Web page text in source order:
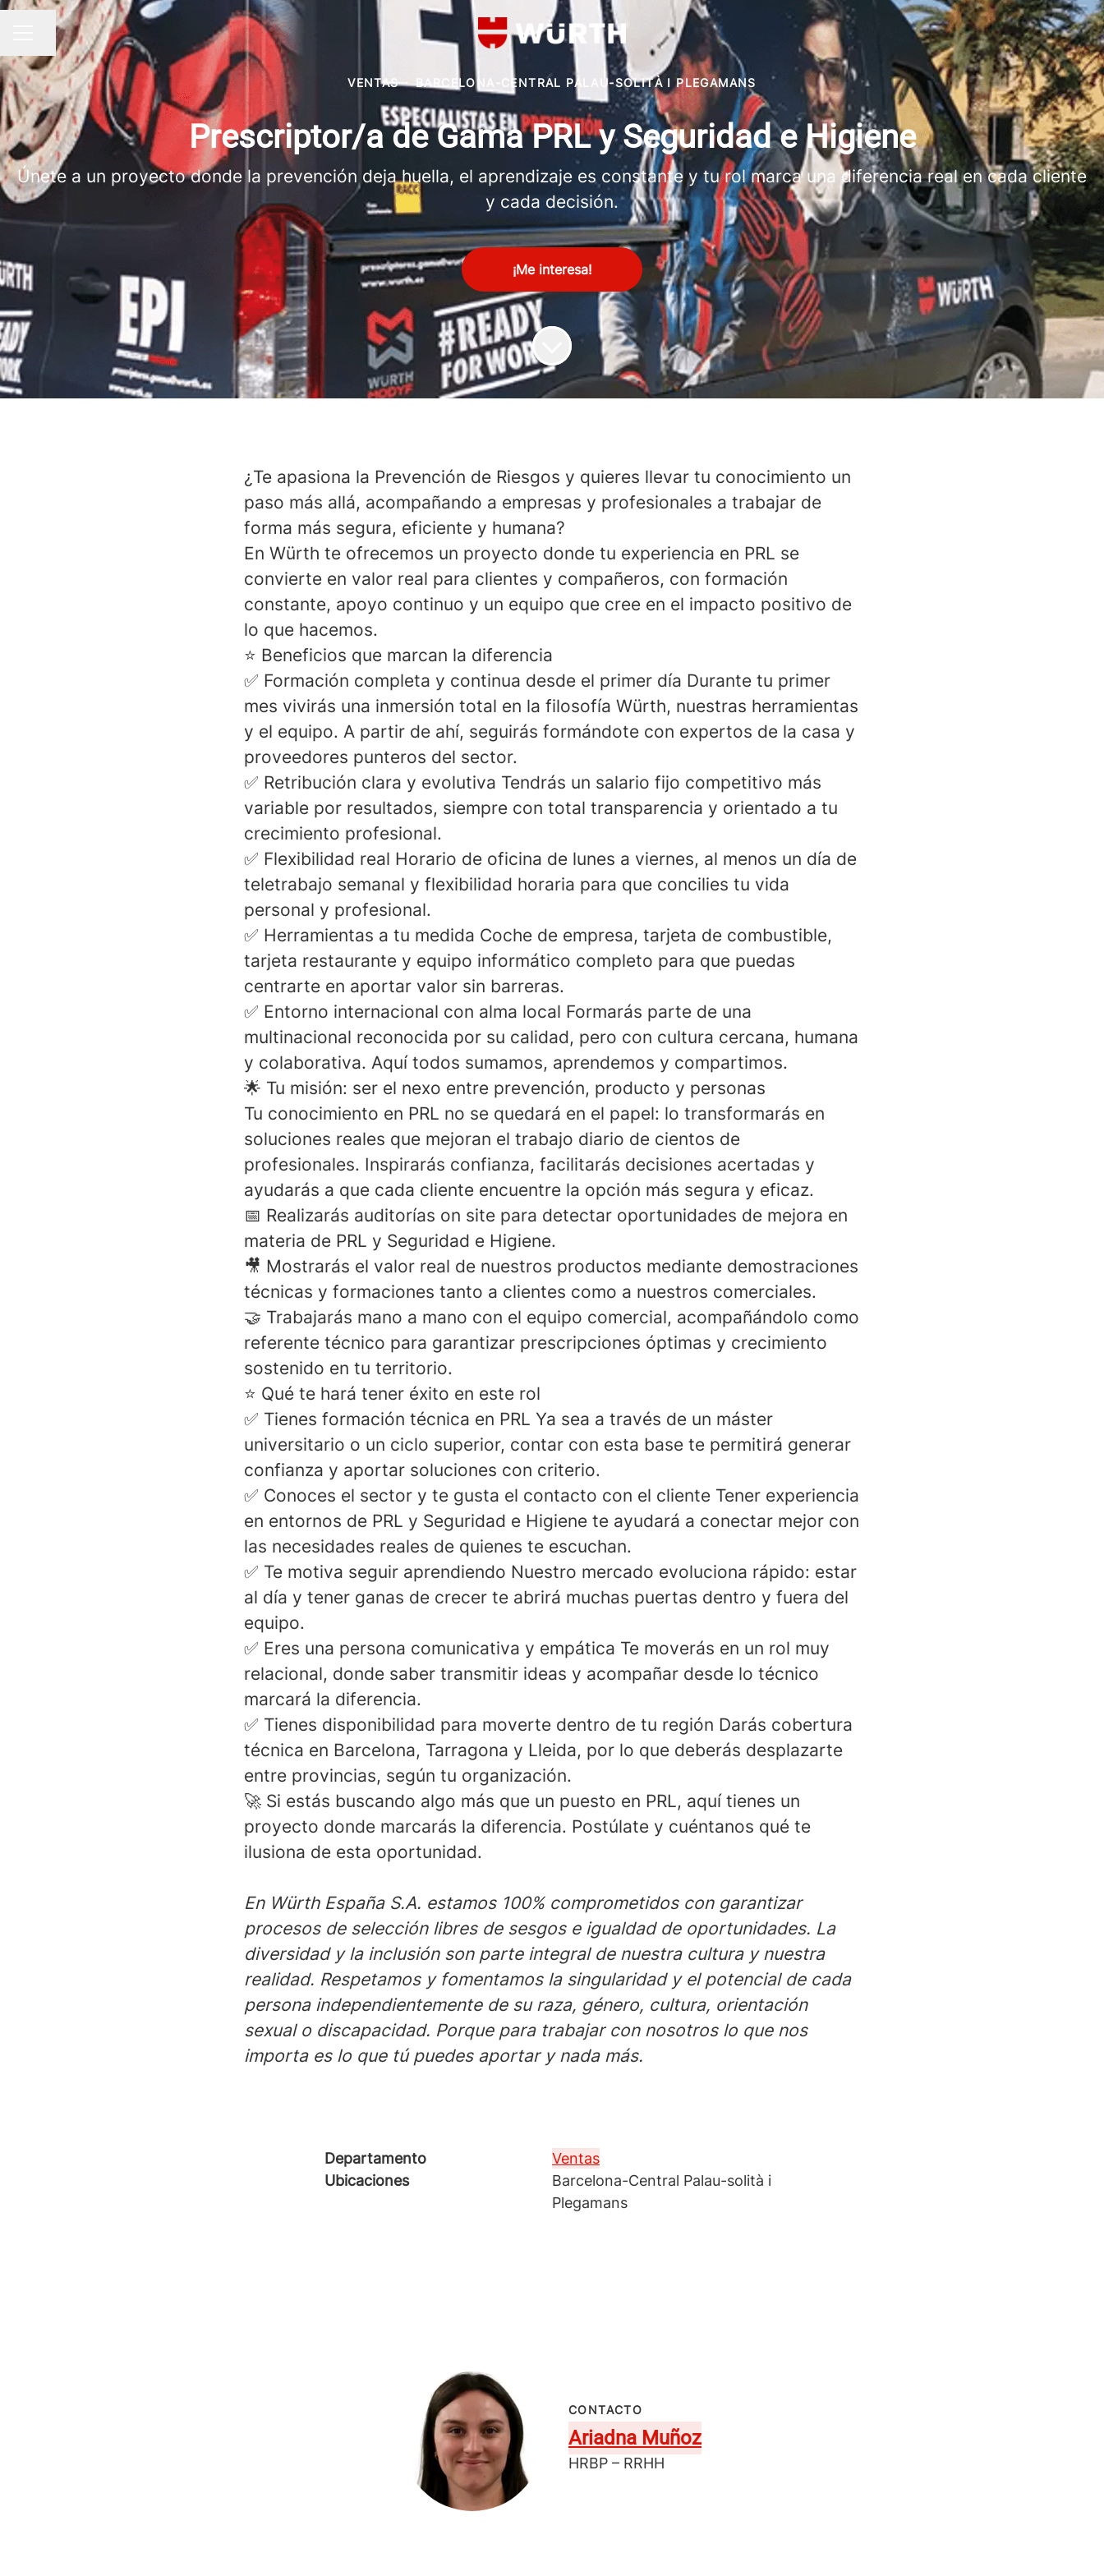
MENÚ DE EMPLEO
Compartir página
VENTAS · BARCELONA-CENTRAL PALAU-SOLITÀ I PLEGAMANS
Prescriptor/a de Gama PRL y Seguridad e Higiene
Únete a un proyecto donde la prevención deja huella, el aprendizaje es constante y tu rol marca una diferencia real en cada cliente
y cada decisión.
¡Me interesa!
¿Te apasiona la Prevención de Riesgos y quieres llevar tu conocimiento un
paso más allá, acompañando a empresas y profesionales a trabajar de
forma más segura, eficiente y humana?
En Würth te ofrecemos un proyecto donde tu experiencia en PRL se
convierte en valor real para clientes y compañeros, con formación
constante, apoyo continuo y un equipo que cree en el impacto positivo de
lo que hacemos.
⭐️ Beneficios que marcan la diferencia
✅ Formación completa y continua desde el primer día Durante tu primer
mes vivirás una inmersión total en la filosofía Würth, nuestras herramientas
y el equipo. A partir de ahí, seguirás formándote con expertos de la casa y
proveedores punteros del sector.
✅ Retribución clara y evolutiva Tendrás un salario fijo competitivo más
variable por resultados, siempre con total transparencia y orientado a tu
crecimiento profesional.
✅ Flexibilidad real Horario de oficina de lunes a viernes, al menos un día de
teletrabajo semanal y flexibilidad horaria para que concilies tu vida
personal y profesional.
✅ Herramientas a tu medida Coche de empresa, tarjeta de combustible,
tarjeta restaurante y equipo informático completo para que puedas
centrarte en aportar valor sin barreras.
✅ Entorno internacional con alma local Formarás parte de una
multinacional reconocida por su calidad, pero con cultura cercana, humana
y colaborativa. Aquí todos sumamos, aprendemos y compartimos.
🌟 Tu misión: ser el nexo entre prevención, producto y personas
Tu conocimiento en PRL no se quedará en el papel: lo transformarás en
soluciones reales que mejoran el trabajo diario de cientos de
profesionales. Inspirarás confianza, facilitarás decisiones acertadas y
ayudarás a que cada cliente encuentre la opción más segura y eficaz.
📅 Realizarás auditorías on site para detectar oportunidades de mejora en
materia de PRL y Seguridad e Higiene.
🎥 Mostrarás el valor real de nuestros productos mediante demostraciones
técnicas y formaciones tanto a clientes como a nuestros comerciales.
🤝 Trabajarás mano a mano con el equipo comercial, acompañándolo como
referente técnico para garantizar prescripciones óptimas y crecimiento
sostenido en tu territorio.
⭐️ Qué te hará tener éxito en este rol
✅ Tienes formación técnica en PRL Ya sea a través de un máster
universitario o un ciclo superior, contar con esta base te permitirá generar
confianza y aportar soluciones con criterio.
✅ Conoces el sector y te gusta el contacto con el cliente Tener experiencia
en entornos de PRL y Seguridad e Higiene te ayudará a conectar mejor con
las necesidades reales de quienes te escuchan.
✅ Te motiva seguir aprendiendo Nuestro mercado evoluciona rápido: estar
al día y tener ganas de crecer te abrirá muchas puertas dentro y fuera del
equipo.
✅ Eres una persona comunicativa y empática Te moverás en un rol muy
relacional, donde saber transmitir ideas y acompañar desde lo técnico
marcará la diferencia.
✅ Tienes disponibilidad para moverte dentro de tu región Darás cobertura
técnica en Barcelona, Tarragona y Lleida, por lo que deberás desplazarte
entre provincias, según tu organización.
🚀 Si estás buscando algo más que un puesto en PRL, aquí tienes un
proyecto donde marcarás la diferencia. Postúlate y cuéntanos qué te
ilusiona de esta oportunidad.
En Würth España S.A. estamos 100% comprometidos con garantizar
procesos de selección libres de sesgos e igualdad de oportunidades. La
diversidad y la inclusión son parte integral de nuestra cultura y nuestra
realidad. Respetamos y fomentamos la singularidad y el potencial de cada
persona independientemente de su raza, género, cultura, orientación
sexual o discapacidad. Porque para trabajar con nosotros lo que nos
importa es lo que tú puedes aportar y nada más.
Departamento
Ventas
Ubicaciones
Barcelona-Central Palau-solità i
Plegamans
CONTACTO
Ariadna Muñoz
HRBP – RRHH